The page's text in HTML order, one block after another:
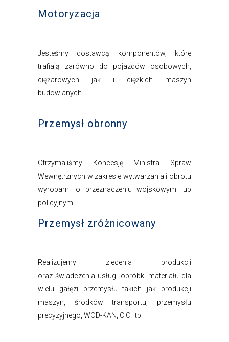
Motoryzacja
Jesteśmy dostawcą komponentów, które
trafiają zarówno do pojazdów osobowych,
ciężarowych jak i ciężkich maszyn
budowlanych.
Przemysł obronny
Otrzymaliśmy Koncesję Ministra Spraw
Wewnętrznych w zakresie wytwarzania i obrotu
wyrobami o przeznaczeniu wojskowym lub
policyjnym.
Przemysł zróżnicowany
Realizujemy zlecenia produkcji
oraz świadczenia usługi obróbki materiału dla
wielu gałęzi przemysłu takich jak produkcji
maszyn, środków transportu, przemysłu
precyzyjnego, WOD-KAN, C.O. itp.